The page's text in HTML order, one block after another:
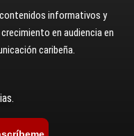
informativos y
en audiencia en
caribeña.